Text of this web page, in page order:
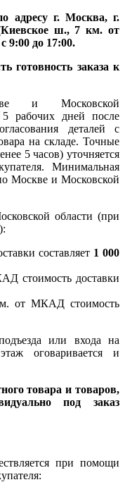
адресу г. Москва, г.
ш., 7 км. от
9:00 до 17:00.
готовность заказа к
и Московской
5 рабочих дней после
деталей с
на складе. Точные
5 часов) уточняется
Минимальная
Москве и Московской
области (при
составляет 1 000
стоимость доставки
от МКАД стоимость
или входа на
оговаривается и
товара и товаров,
под заказ
при помощи